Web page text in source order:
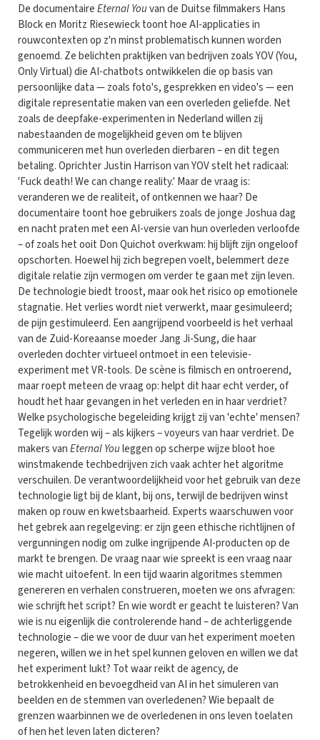
De documentaireEternal Youvan de Duitse filmmakers Hans
Block en Moritz Riesewieck toont hoe AI-applicaties in
rouwcontexten op z'n minst problematisch kunnen worden
genoemd. Ze belichten praktijken van bedrijven zoals YOV (You,
Only Virtual) die AI-chatbots ontwikkelen die op basis van
persoonlijke data — zoals foto's, gesprekken en video's — een
digitale representatie maken van een overleden geliefde. Net
zoals de deepfake-experimenten in Nederland willen zij
nabestaanden de mogelijkheid geven om te blijven
communiceren met hun overleden dierbaren – en dit tegen
betaling. Oprichter Justin Harrison van YOV stelt het radicaal:
'Fuck death! We can change reality.' Maar de vraag is:
veranderen we de realiteit, of ontkennen we haar? De
documentaire toont hoe gebruikers zoals de jonge Joshua dag
en nacht praten met een AI-versie van hun overleden verloofde
– of zoals het ooit Don Quichot overkwam: hij blijft zijn ongeloof
opschorten. Hoewel hij zich begrepen voelt, belemmert deze
digitale relatie zijn vermogen om verder te gaan met zijn leven.
De technologie biedt troost, maar ook het risico op emotionele
stagnatie. Het verlies wordt niet verwerkt, maar gesimuleerd;
de pijn gestimuleerd. Een aangrijpend voorbeeld is het verhaal
van de Zuid-Koreaanse moeder Jang Ji-Sung, die haar
overleden dochter virtueel ontmoet in een televisie-
experiment met VR-tools. De scène is filmisch en ontroerend,
maar roept meteen de vraag op: helpt dit haar echt verder, of
houdt het haar gevangen in het verleden en in haar verdriet?
Welke psychologische begeleiding krijgt zij van 'echte' mensen?
Tegelijk worden wij – als kijkers – voyeurs van haar verdriet. De
makers vanEternal Youleggen op scherpe wijze bloot hoe
winstmakende techbedrijven zich vaak achter het algoritme
verschuilen. De verantwoordelijkheid voor het gebruik van deze
technologie ligt bij de klant, bij ons, terwijl de bedrijven winst
maken op rouw en kwetsbaarheid. Experts waarschuwen voor
het gebrek aan regelgeving: er zijn geen ethische richtlijnen of
vergunningen nodig om zulke ingrijpende AI-producten op de
markt te brengen. De vraag naar wie spreekt is een vraag naar
wie macht uitoefent. In een tijd waarin algoritmes stemmen
genereren en verhalen construeren, moeten we ons afvragen:
wie schrijft het script? En wie wordt er geacht te luisteren? Van
wie is nu eigenlijk die controlerende hand – de achterliggende
technologie – die we voor de duur van het experiment moeten
negeren, willen we in het spel kunnen geloven en willen we dat
het experiment lukt? Tot waar reikt de agency, de
betrokkenheid en bevoegdheid van AI in het simuleren van
beelden en de stemmen van overledenen? Wie bepaalt de
grenzen waarbinnen we de overledenen in ons leven toelaten
of hen het leven laten dicteren?